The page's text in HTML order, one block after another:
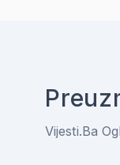
Vijesti.Ba